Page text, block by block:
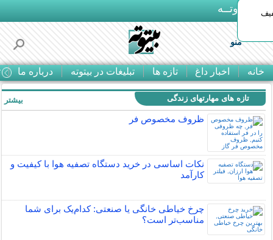
بـیتوتــه
منو
خانه اخبار داغ تازه ها تبلیغات در بیتوته درباره ما
50% تخفیف
تازه های مهارتهای زندگی
ظروف مخصوص فر
نکات اساسی در خرید دستگاه تصفیه هوا با کیفیت و
کارآمد
چرخ خیاطی خانگی یا صنعتی: کدام‌یک برای شما
مناسب‌تر است؟
بیشتر